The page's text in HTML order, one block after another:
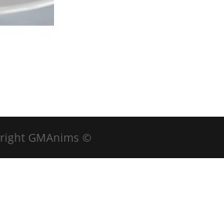
GMAnims ©